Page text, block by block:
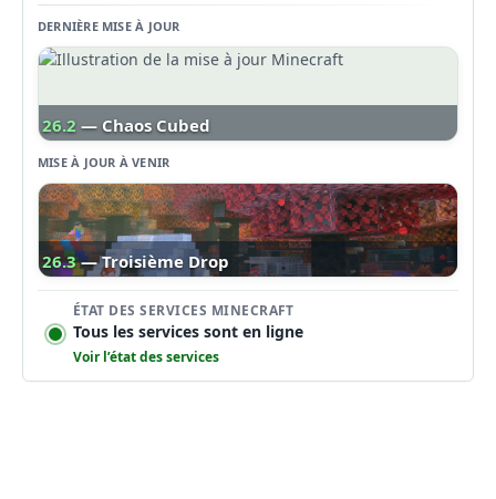
DERNIÈRE MISE À JOUR
26.2 — Chaos Cubed
MISE À JOUR À VENIR
26.3 — Troisième Drop
ÉTAT DES SERVICES MINECRAFT
Tous les services sont en ligne
Voir l’état des services